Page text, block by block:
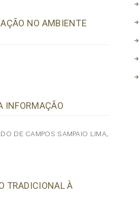
NO AMBIENTE
INFORMAÇÃO
DE CAMPOS SAMPAIO LIMA,
TRADICIONAL À